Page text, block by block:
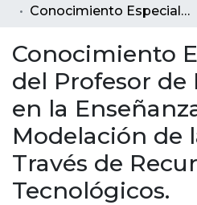
Statistics
Conocimiento Especializado del Profesor de Matemáticas en la Enseñanza de la Modelación de la Elipse a Través de Recursos Tecnológicos.
Conocimiento
del Profesor
en la
Modelación de
Través de
Tecnológicos.